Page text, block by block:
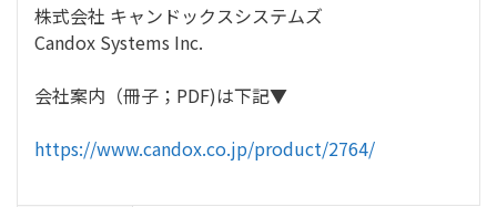
株式会社 キャンドックスシステムズ
Candox Systems Inc.
会社案内（冊子；PDF)は下記▼
https://www.candox.co.jp/product/2764/